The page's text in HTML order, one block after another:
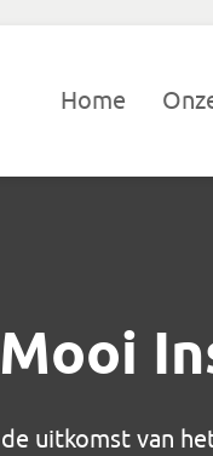
Home
Mooi
uitkomst van